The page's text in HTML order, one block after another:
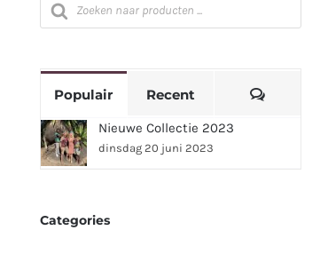
zoeken
Populair Recent Reacties
Nieuwe Collectie 2023
dinsdag 20 juni 2023
Categories